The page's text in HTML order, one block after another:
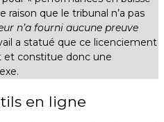
que le tribunal n’a pas
n’a fourni aucune preuve
a statué que ce licenciement
et constitue donc une
en ligne